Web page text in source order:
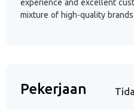
experience and excellent
mixture of high-quality brands
Pekerjaan